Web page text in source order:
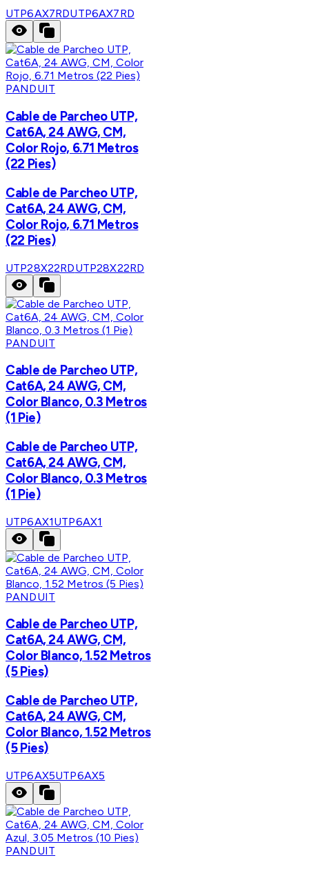
UTP6AX7RDUTP6AX7RD
PANDUIT
Cable de Parcheo UTP,
Cat6A, 24 AWG, CM,
Color Rojo, 6.71 Metros
(22 Pies)
Cable de Parcheo UTP,
Cat6A, 24 AWG, CM,
Color Rojo, 6.71 Metros
(22 Pies)
UTP28X22RDUTP28X22RD
PANDUIT
Cable de Parcheo UTP,
Cat6A, 24 AWG, CM,
Color Blanco, 0.3 Metros
(1 Pie)
Cable de Parcheo UTP,
Cat6A, 24 AWG, CM,
Color Blanco, 0.3 Metros
(1 Pie)
UTP6AX1UTP6AX1
PANDUIT
Cable de Parcheo UTP,
Cat6A, 24 AWG, CM,
Color Blanco, 1.52 Metros
(5 Pies)
Cable de Parcheo UTP,
Cat6A, 24 AWG, CM,
Color Blanco, 1.52 Metros
(5 Pies)
UTP6AX5UTP6AX5
PANDUIT